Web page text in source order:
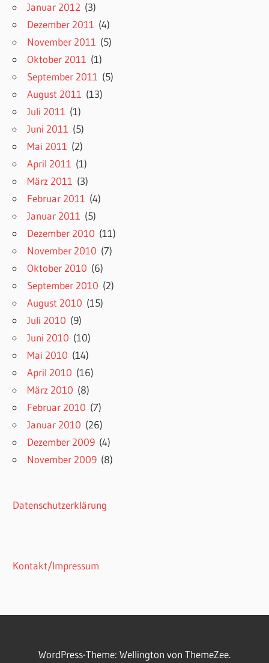
Januar 2012 (3)
Dezember 2011 (4)
November 2011 (5)
Oktober 2011 (1)
September 2011 (5)
August 2011 (13)
Juli 2011 (1)
Juni 2011 (5)
Mai 2011 (2)
April 2011 (1)
März 2011 (3)
Februar 2011 (4)
Januar 2011 (5)
Dezember 2010 (11)
November 2010 (7)
Oktober 2010 (6)
September 2010 (2)
August 2010 (15)
Juli 2010 (9)
Juni 2010 (10)
Mai 2010 (14)
April 2010 (16)
März 2010 (8)
Februar 2010 (7)
Januar 2010 (26)
Dezember 2009 (4)
November 2009 (8)
Datenschutzerklärung
Kontakt/Impressum
WordPress-Theme: Wellington von ThemeZee.